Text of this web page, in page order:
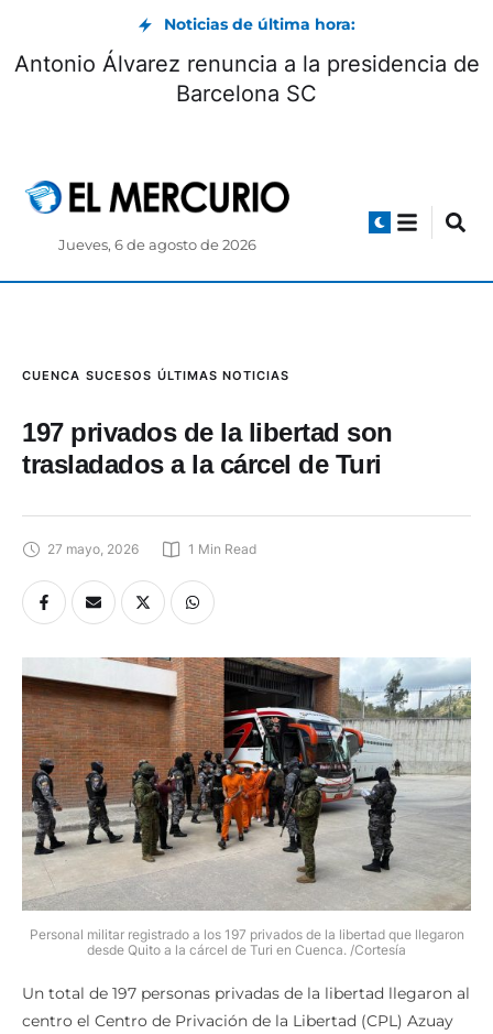
Noticias de última hora:
Antonio Álvarez renuncia a la presidencia de
Barcelona SC
Jueves, 6 de agosto de 2026
CUENCA SUCESOS ÚLTIMAS NOTICIAS
197 privados de la libertad son
trasladados a la cárcel de Turi
27 mayo, 2026 1 Min Read
Personal militar registrado a los 197 privados de la libertad que llegaron
desde Quito a la cárcel de Turi en Cuenca. /Cortesía
Un total de 197 personas privadas de la libertad llegaron al
centro el Centro de Privación de la Libertad (CPL) Azuay